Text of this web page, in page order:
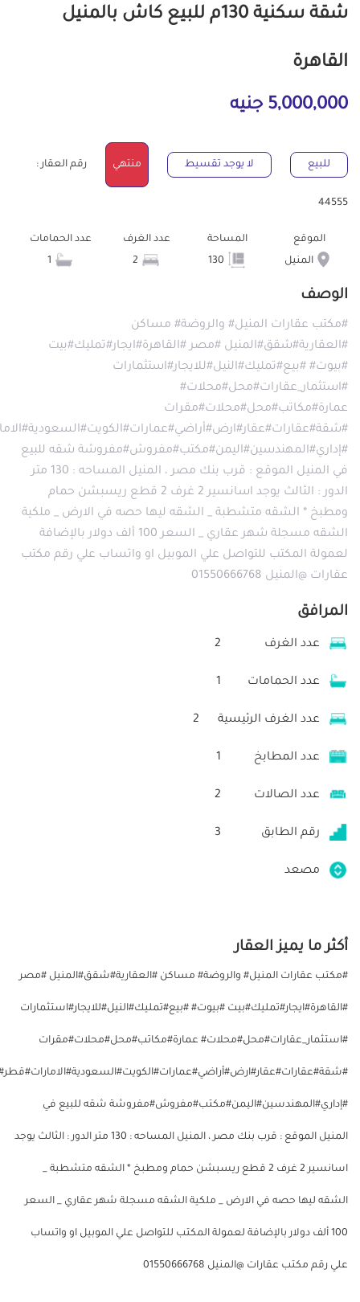
شقة سكنية 130م للبيع كاش بالمنيل
القاهرة
5,000,000 جنيه
للبيع لا يوجد تقسيط منتهي رقم العقار :
44555
الموقع
المنيل
المساحة
عدد الغرف
عدد الحمامات
الوصف
#مكتب عقارات المنيل# والروضة# مساكن
#العقارية#شقق#المنيل #مصر #القاهرة#ايجار#تمليك#بيت
#بيوت# #بيع#تمليك#النيل#للايجار#استثمارات
#استثمار_عقارات#محل#محلات#
عمارة#مكاتب#محل#محلات#مقرات
#إداري#المهندسين#اليمن#مكتب#مفروش#مفروشة شقه للبيع
في المنيل الموقع : قرب بنك مصر ، المنيل المساحه : 130 متر
الدور : الثالث يوجد اسانسير 2 غرف 2 قطع ريسبشن حمام
ومطبخ * الشقه متشطبة _ الشقه ليها حصه في الارض _ ملكية
الشقه مسجلة شهر عقاري _ السعر 100 ألف دولار بالإضافة
لعمولة المكتب للتواصل علي الموبيل او واتساب علي رقم مكتب
عقارات @المنيل 01550666768
المرافق
عدد الغرف 2
عدد الحمامات 1
عدد الغرف الرئيسية 2
عدد المطابخ 1
عدد الصالات 2
رقم الطابق 3
مصعد
أكثر ما يميز العقار
#مكتب عقارات المنيل# والروضة# مساكن #العقارية#شقق#المنيل #مصر
#القاهرة#ايجار#تمليك#بيت #بيوت# #بيع#تمليك#النيل#للايجار#استثمارات
#استثمار_عقارات#محل#محلات# عمارة#مكاتب#محل#محلات#مقرات
#إداري#المهندسين#اليمن#مكتب#مفروش#مفروشة شقه للبيع في
المنيل الموقع : قرب بنك مصر ، المنيل المساحه : 130 متر الدور : الثالث يوجد
اسانسير 2 غرف 2 قطع ريسبشن حمام ومطبخ * الشقه متشطبة _
الشقه ليها حصه في الارض _ ملكية الشقه مسجلة شهر عقاري _ السعر
100 ألف دولار بالإضافة لعمولة المكتب للتواصل علي الموبيل او واتساب
علي رقم مكتب عقارات @المنيل 01550666768